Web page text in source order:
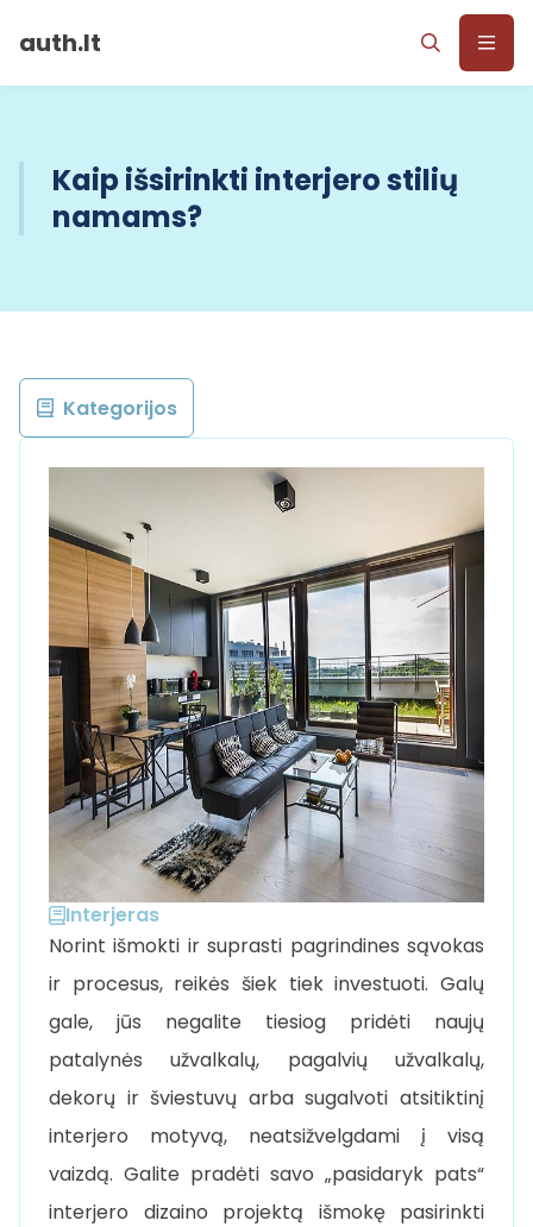
auth.lt
Kaip išsirinkti interjero stilių
namams?
Interjeras
Norint išmokti ir suprasti pagrindines sąvokas
ir procesus, reikės šiek tiek investuoti. Galų
gale, jūs negalite tiesiog pridėti naujų
patalynės užvalkalų, pagalvių užvalkalų,
dekorų ir šviestuvų arba sugalvoti atsitiktinį
interjero motyvą, neatsižvelgdami į visą
vaizdą. Galite pradėti savo „pasidaryk pats“
interjero dizaino projektą išmokę pasirinkti
Kategorijos